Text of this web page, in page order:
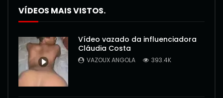
VÍDEOS MAIS VISTOS.
Vídeo vazado da influenciadora
Cláudia Costa
VAZOUX ANGOLA 393.4K